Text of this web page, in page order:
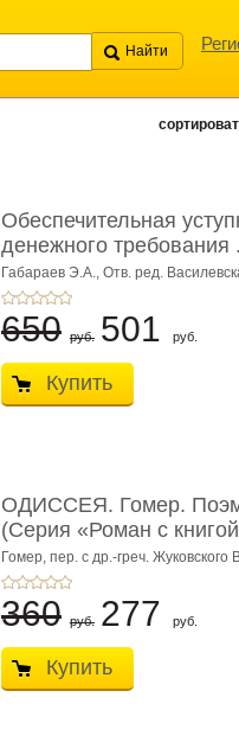
Обеспечительная
денежного требования
Габараев Э.А., Отв. ред.
Л.Ю.,вступ. сл. Каретина М.Г.
650 руб. 501 руб.
Купить
ОДИССЕЯ. Гомер.
(Серия «Роман с
Гомер, пер. с др.-греч. Жуковского
360 руб. 277 руб.
Купить